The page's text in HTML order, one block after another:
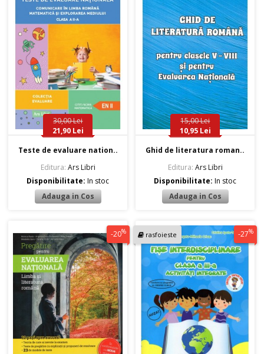
30,00 Lei
21,90 Lei
Teste de evaluare nation..
Editura: Ars Libri
Disponibilitate:In stoc
15,00 Lei
10,95 Lei
Ghid de literatura roman..
Editura: Ars Libri
Disponibilitate:In stoc
-20% rasfoieste -27%